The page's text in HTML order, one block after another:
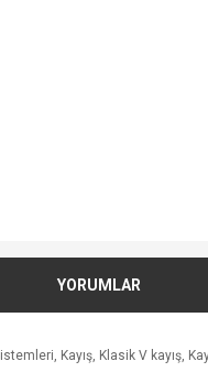
YORUMLAR
Kayış, Klasik V